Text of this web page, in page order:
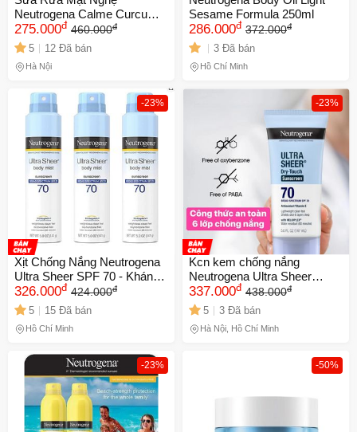
Neutrogena Calme Curcuma
150ml - Sạch Sâu, Giúp Dịu
và Làm Sáng Da, Phù Hợp
Với Da Nhạy Cảm
275.000đ 460.000đ
5 12 Đã bán
Hà Nội
Sesame Formula 250ml
286.000đ 372.000đ
3 Đã bán
Hồ Chí Minh
-23%
Xịt Chống Nắng Neutrogena
Ultra Sheer SPF 70 - Kháng
Nước và Chống Oxy Hóa,
141g, Bảo Vệ Da Tối Đa
326.000đ 424.000đ
5 15 Đã bán
Hồ Chí Minh
-23%
Kcn kem chống nắng
Neutrogena Ultra Sheer
Spf70( 147ml) date 3/2027
337.000đ 438.000đ
5 3 Đã bán
Hà Nội, Hồ Chí Minh
-23% -50%